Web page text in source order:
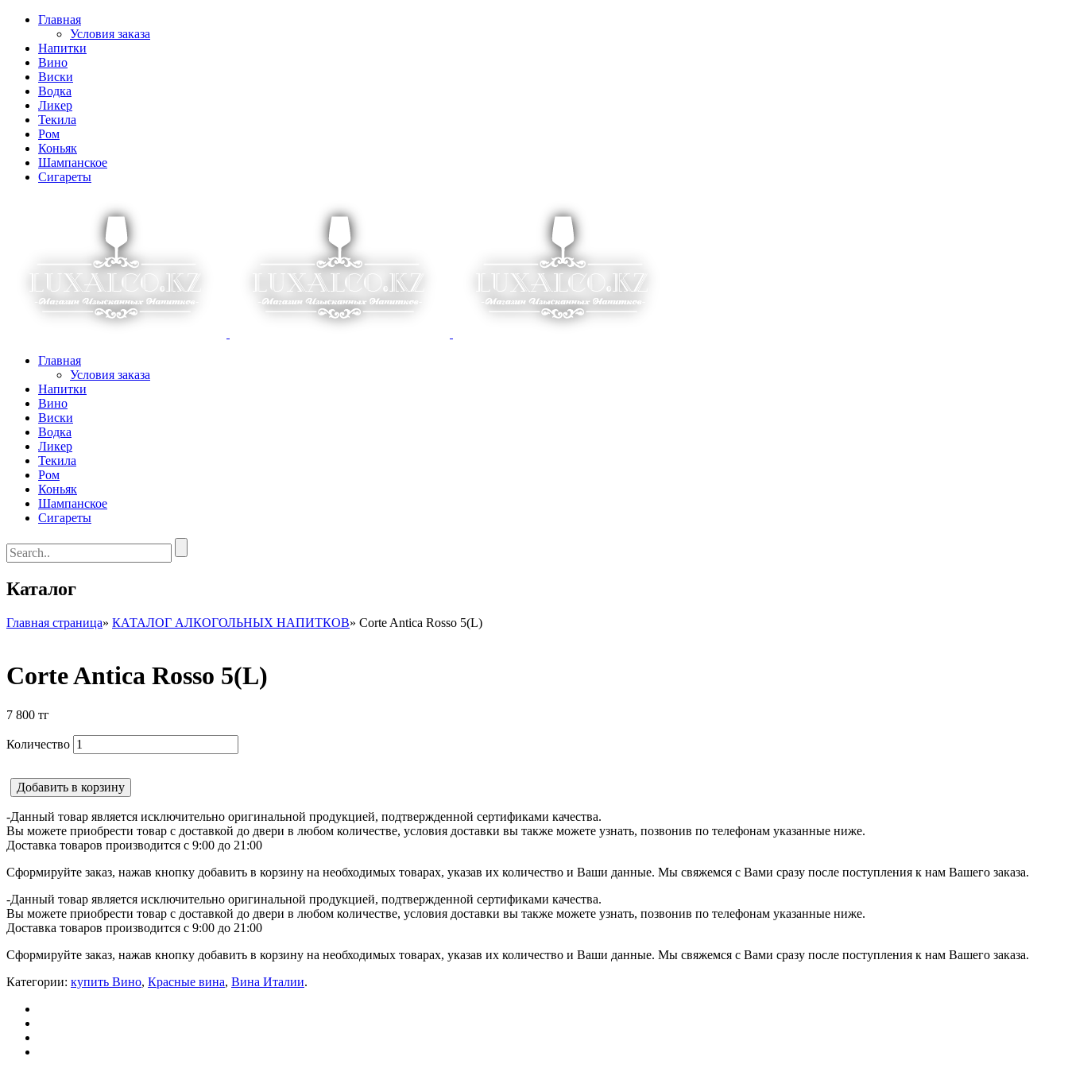
Главная
Условия заказа
Напитки
Вино
Виски
Водка
Ликер
Текила
Ром
Коньяк
Шампанское
Сигареты
Главная
Условия заказа
Напитки
Вино
Виски
Водка
Ликер
Текила
Ром
Коньяк
Шампанское
Сигареты
Каталог
Главная страница» КАТАЛОГ АЛКОГОЛЬНЫХ НАПИТКОВ» Corte Antica Rosso 5(L)
Corte Antica Rosso 5(L)
7 800 тг
Количество
Добавить в корзину
-Данный товар является исключительно оригинальной продукцией, подтвержденной сертификами качества.
Вы можете приобрести товар с доставкой до двери в любом количестве, условия доставки вы также можете узнать, позвонив по телефонам указанные ниже.
Доставка товаров производится с 9:00 до 21:00
Сформируйте заказ, нажав кнопку добавить в корзину на необходимых товарах, указав их количество и Ваши данные. Мы свяжемся с Вами сразу после поступления к нам Вашего заказа.
-Данный товар является исключительно оригинальной продукцией, подтвержденной сертификами качества.
Вы можете приобрести товар с доставкой до двери в любом количестве, условия доставки вы также можете узнать, позвонив по телефонам указанные ниже.
Доставка товаров производится с 9:00 до 21:00
Сформируйте заказ, нажав кнопку добавить в корзину на необходимых товарах, указав их количество и Ваши данные. Мы свяжемся с Вами сразу после поступления к нам Вашего заказа.
Категории: купить Вино, Красные вина, Вина Италии.